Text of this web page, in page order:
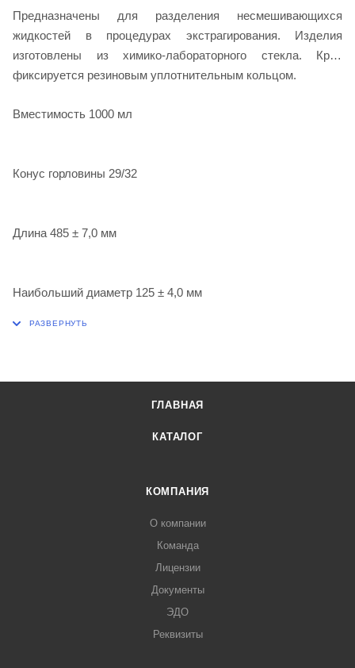
Предназначены для разделения несмешивающихся
жидкостей в процедурах экстрагирования. Изделия
изготовлены из химико-лабораторного стекла. Кран
фиксируется резиновым уплотнительным кольцом.
Вместимость 1000 мл
Конус горловины 29/32
Длина 485 ± 7,0 мм
Наибольший диаметр 125 ± 4,0 мм
ГЛАВНАЯ
КАТАЛОГ
КОМПАНИЯ
О компании
Команда
Лицензии
Документы
ЭДО
Реквизиты